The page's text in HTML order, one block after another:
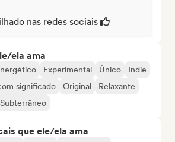
nas redes sociais
ela ama
Experimental Único
Indie
significado Original
Relaxante
Subterrâneo
que ele/ela ama